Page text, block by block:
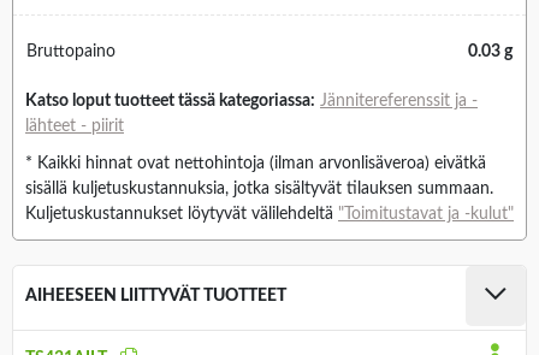
Bruttopaino 0.03 g
Katso loput tuotteet tässä kategoriassa: Jännitereferenssit ja -
lähteet - piirit
* Kaikki hinnat ovat nettohintoja (ilman arvonlisäveroa) eivätkä
sisällä kuljetuskustannuksia, jotka sisältyvät tilauksen summaan.
Kuljetuskustannukset löytyvät välilehdeltä "Toimitustavat ja -kulut"
AIHEESEEN LIITTYVÄT TUOTTEET